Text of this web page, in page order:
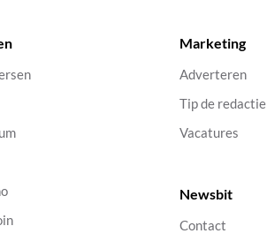
Marketing
Adverteren
Tip de redactie
Vacatures
Newsbit
Contact